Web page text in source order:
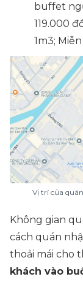
buffet
119.000
1m3;
Vị trí của
Không gian
cách quán
thoải mái cho
khách vào